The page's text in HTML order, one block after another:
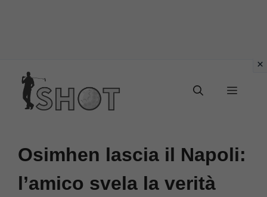
contenuto
Menu
Osimhen lascia il Napoli:
l’amico svela la verità